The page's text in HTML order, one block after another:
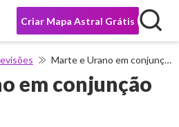
Criar Mapa Astral Grátis
Marte e Urano em conjunção em Touro
em conjunção